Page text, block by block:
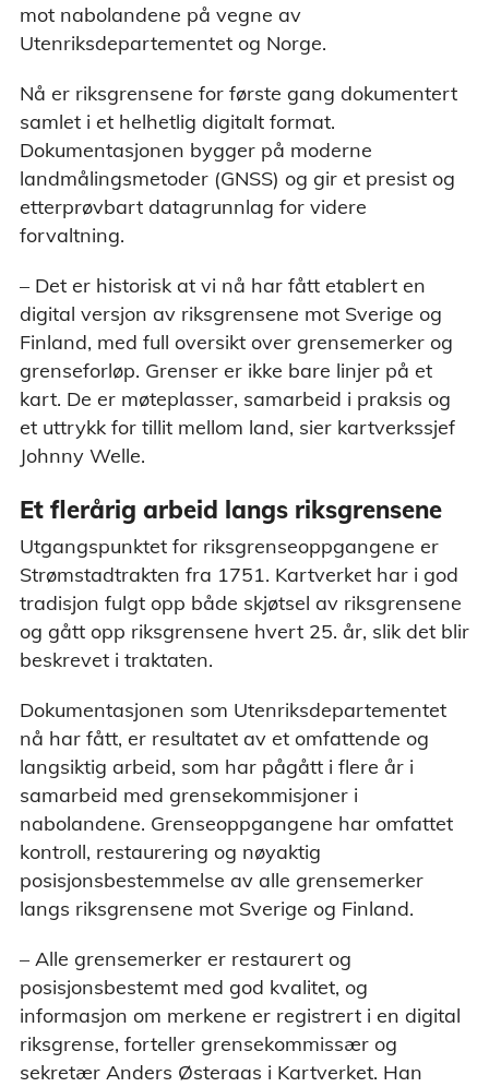
mot nabolandene på vegne av
Utenriksdepartementet og Norge.
Nå er riksgrensene for første gang dokumentert
samlet i et helhetlig digitalt format.
Dokumentasjonen bygger på moderne
landmålingsmetoder (GNSS) og gir et presist og
etterprøvbart datagrunnlag for videre
forvaltning.
– Det er historisk at vi nå har fått etablert en
digital versjon av riksgrensene mot Sverige og
Finland, med full oversikt over grensemerker og
grenseforløp. Grenser er ikke bare linjer på et
kart. De er møteplasser, samarbeid i praksis og
et uttrykk for tillit mellom land, sier kartverkssjef
Johnny Welle.
Et flerårig arbeid langs riksgrensene
Utgangspunktet for riksgrenseoppgangene er
Strømstadtrakten fra 1751. Kartverket har i god
tradisjon fulgt opp både skjøtsel av riksgrensene
og gått opp riksgrensene hvert 25. år, slik det blir
beskrevet i traktaten.
Dokumentasjonen som Utenriksdepartementet
nå har fått, er resultatet av et omfattende og
langsiktig arbeid, som har pågått i flere år i
samarbeid med grensekommisjoner i
nabolandene. Grenseoppgangene har omfattet
kontroll, restaurering og nøyaktig
posisjonsbestemmelse av alle grensemerker
langs riksgrensene mot Sverige og Finland.
– Alle grensemerker er restaurert og
posisjonsbestemt med god kvalitet, og
informasjon om merkene er registrert i en digital
riksgrense, forteller grensekommissær og
sekretær Anders Østeraas i Kartverket. Han